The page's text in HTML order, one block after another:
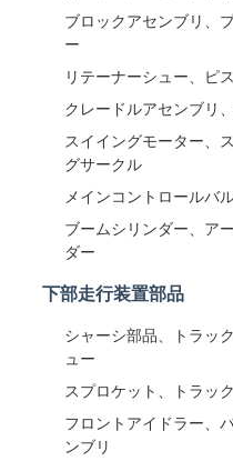
ブロックアセンブリ、
ー
リテーナーシュー、ピ
クレードルアセンブリ
スイイングモーター、
グサークル
メインコントロールバ
ブームシリンダー、ア
ダー
下部走行装置部品
シャーシ部品、トラッ
ュー
スプロケット、トラッ
フロントアイドラー、
ンブリ